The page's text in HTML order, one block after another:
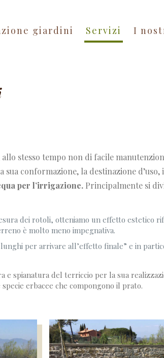
giardini Servizi I
stesso tempo non di facile
conformazione, la destinazione d’uso,
per l’irrigazione. Principalmente si
dei rotoli, otteniamo un effetto estetico
è molto meno impegnativa.
per arrivare all’effetto finale” e in
e spianatura del terriccio per la sua
erbacee che compongono il prato.